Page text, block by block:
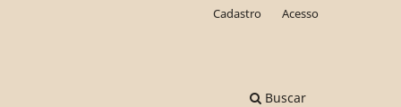
Buscar
Cadastro Acesso